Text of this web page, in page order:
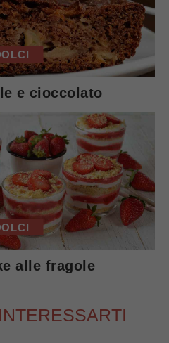
e cioccolato
alle fragole